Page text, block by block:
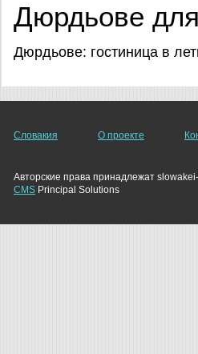
Дюрдьове
Дюрдьове: гостиница в
Словакия О проекте
Авторские права принадлежат
CMS Principal Solutions